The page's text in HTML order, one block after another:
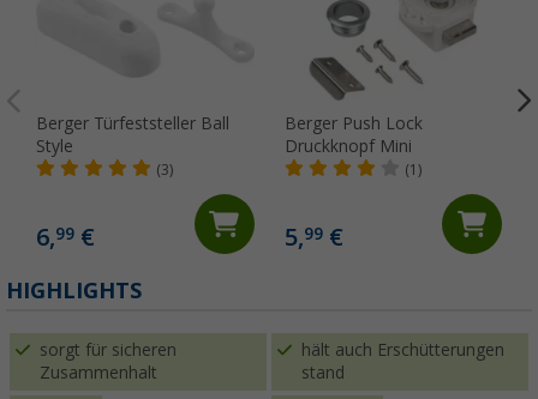
Berger Türfeststeller Ball
Style
(3)
6,99 €
Berger Push Lock
Druckknopf Mini
(1)
5,99€
HIGHLIGHTS
sorgt für sicheren
Zusammenhalt
hält auch Erschütterungen
stand